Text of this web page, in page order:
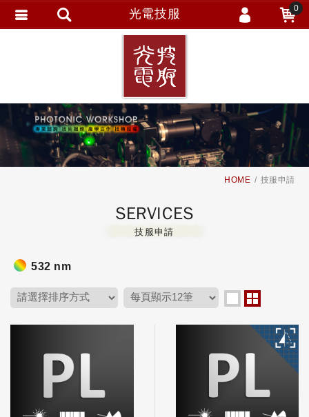
HOME 技服申請
SERVICES
技服申請
532 nm
光電技服 0
會員註冊
忘記密碼
訂單查詢
追蹤清單